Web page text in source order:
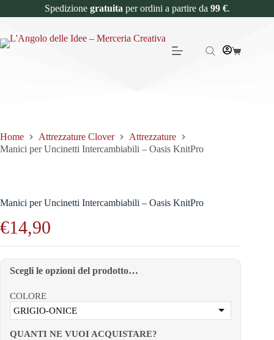
Spedizione gratuita per ordini a partire da 99 €.
Home Attrezzature Clover
Attrezzature
Manici per Uncinetti Intercambiabili – Oasis KnitPro
Manici per Uncinetti Intercambiabili – Oasis KnitPro
€14,90
Scegli le opzioni del prodotto…
COLORE
GRIGIO-ONICE
QUANTI NE VUOI ACQUISTARE?